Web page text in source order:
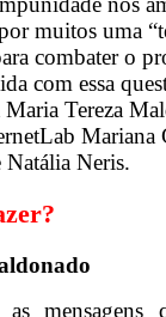
muitos uma
combater o
com essa
Tereza
Mariana
Natália Neris.
mensagens